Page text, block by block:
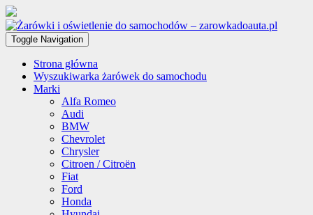
Toggle Navigation
Strona główna
Wyszukiwarka żarówek do samochodu
Marki
Alfa Romeo
Audi
BMW
Chevrolet
Chrysler
Citroen / Citroën
Fiat
Ford
Honda